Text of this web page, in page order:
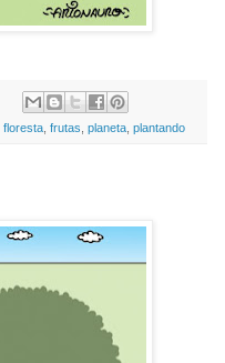
floresta, frutas, planeta, plantando